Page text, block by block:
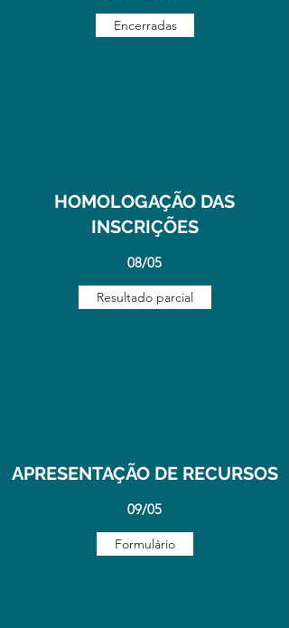
Encerradas
HOMOLOGAÇÃO DAS
INSCRIÇÕES
08/05
Resultado parcial
APRESENTAÇÃO DE RECURSOS
09/05
Formulário